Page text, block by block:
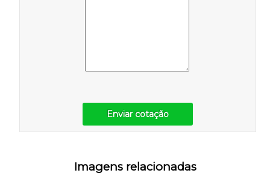
Enviar cotação
Imagens relacionadas